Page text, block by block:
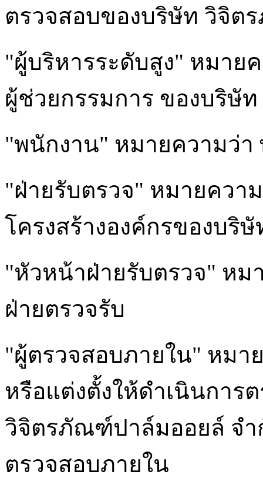
ตรวจสอบของบริษัท วิจิ
"ผู้บริหารระดับสูง" หมาย
ผู้ช่วยกรรมการ ของบริษั
"พนักงาน" หมายความว่
"ฝ่ายรับตรวจ" หมายควา
โครงสร้างองค์กรของบริ
"หัวหน้าฝ่ายรับตรวจ" หม
ฝ่ายตรวจรับ
"ผู้ตรวจสอบภายใน" หมา
หรือแต่งตั้งให้ดำเนินการ
วิจิตรภัณฑ์ปาล์มออยล์ จ
ตรวจสอบภายใน